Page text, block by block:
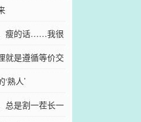
瘦的话……我很
就是遵循等价交
熟人’
总是割一茬长一